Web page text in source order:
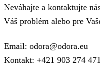
Neváhajte a kontaktujte
Váš problém alebo pre
Email: odora@odora.eu
Kontakt: +421 903 274 471